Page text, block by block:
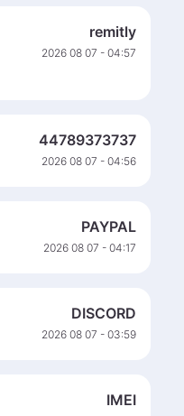
remitly
2026 08 07 - 04:57
44789373737
2026 08 07 - 04:56
PAYPAL
2026 08 07 - 04:17
DISCORD
2026 08 07 - 03:59
IMEI